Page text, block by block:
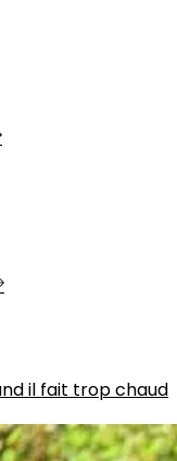
il fait trop chaud